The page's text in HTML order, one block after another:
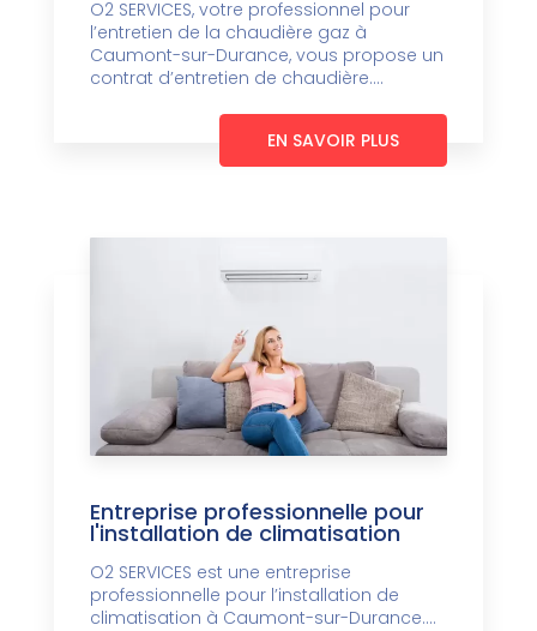
O2 SERVICES, votre professionnel pour
l’entretien de la chaudière gaz à
Caumont-sur-Durance, vous propose un
contrat d’entretien de chaudière....
EN SAVOIR PLUS
Entreprise professionnelle pour
l'installation de climatisation
O2 SERVICES est une entreprise
professionnelle pour l’installation de
climatisation à Caumont-sur-Durance....